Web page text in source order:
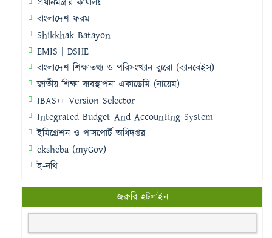
বাংলাদেশ ফরম
Shikkhak Batayon
EMIS | DSHE
বাংলাদেশ শিক্ষাতথ্য ও পরিসংখ্যান ব্যুরো (ব্যানবেইস)
জাতীয় শিক্ষা ব্যবস্থাপনা একাডেমি (নায়েম)
IBAS++ Version Selector
Integrated Budget And Accounting System
ইমিগ্রেশন ও পাসপোর্ট অধিদপ্তর
eksheba (myGov)
ই-নথি
জরুরি হটলাইন